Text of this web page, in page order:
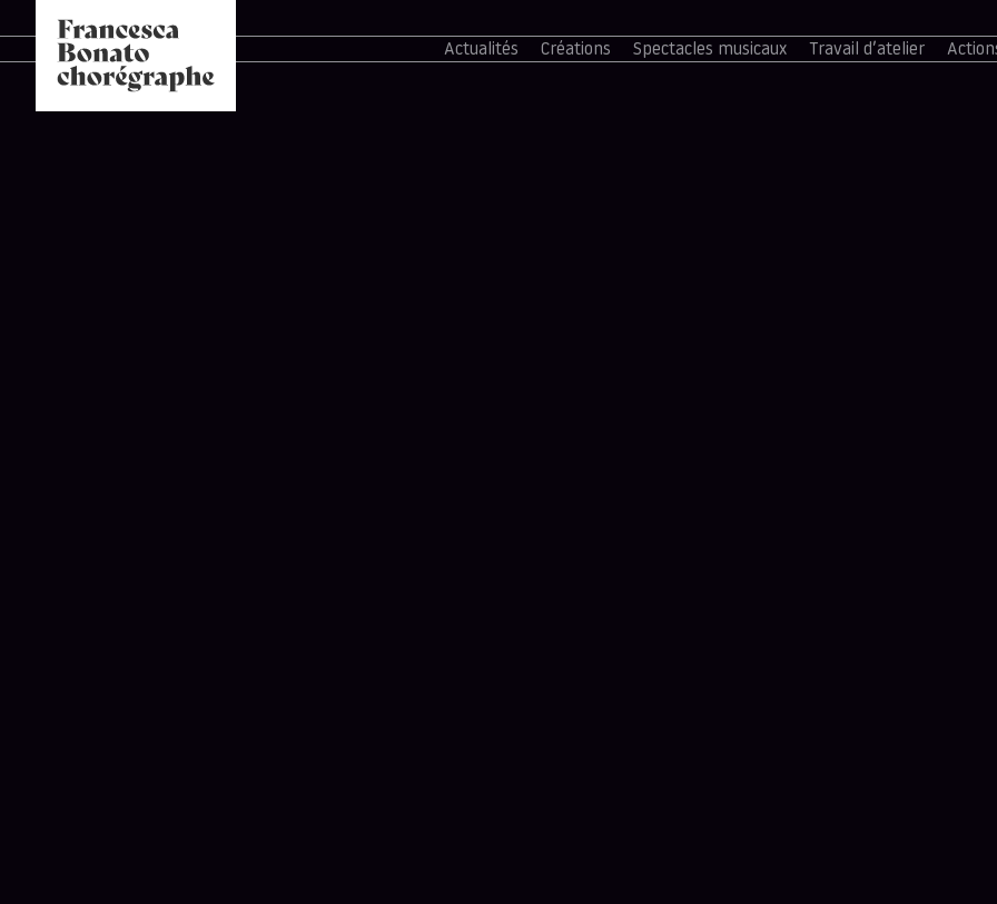
Actualités Créations Spectacles musicaux Travail d’atelier